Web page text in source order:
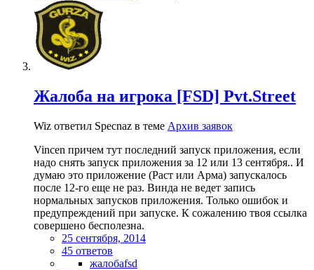
Жалоба на игрока [FSD] Pvt.Street
Wiz ответил Specnaz в теме Архив заявок
Vincen причем тут последний запуск приложения, если
надо снять запуск приложения за 12 или 13 сентября.. И
думаю это приложение (Раст или Арма) запускалось
после 12-го еще не раз. Винда не ведет запись
нормальных запусков приложения. Только ошибок и
предупреждений при запуске. К сожалению твоя ссылка
совершено бесполезна.
25 сентября, 2014
45 ответов
жалобаfsd